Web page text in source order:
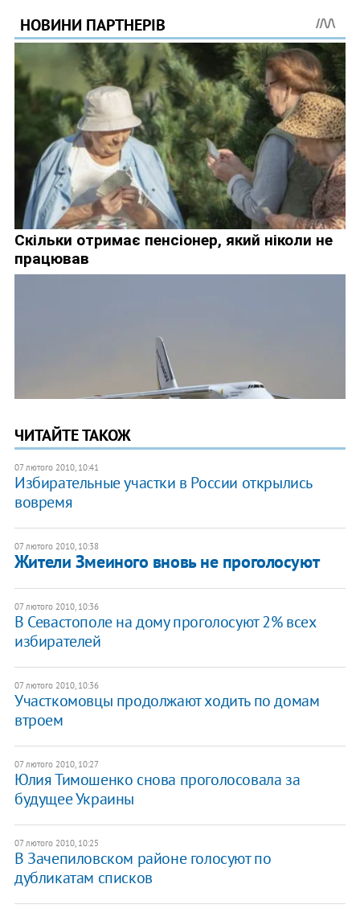
ЧИТАЙТЕ ТАКОЖ
07 лютого 2010, 10:41
Избирательные участки в России открылись
вовремя
07 лютого 2010, 10:38
Жители Змеиного вновь не проголосуют
07 лютого 2010, 10:36
В Севастополе на дому проголосуют 2% всех
избирателей
07 лютого 2010, 10:36
Участкомовцы продолжают ходить по домам
втроем
07 лютого 2010, 10:27
Юлия Тимошенко снова проголосовала за
будущее Украины
07 лютого 2010, 10:25
В Зачепиловском районе голосуют по
дубликатам списков